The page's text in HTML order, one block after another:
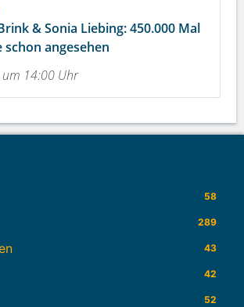
& Sonia Liebing: 450.000 Mal
angesehen
14:00 Uhr
58
289
43
42
52